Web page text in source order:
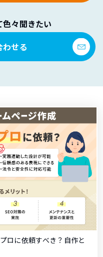
色々聞きたい
わせる
ロに依頼すべき？自作と